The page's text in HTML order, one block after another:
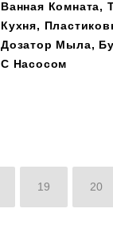
Ванная Комната,
Кухня,
Дозатор Мыла,
С Насосом
19 20